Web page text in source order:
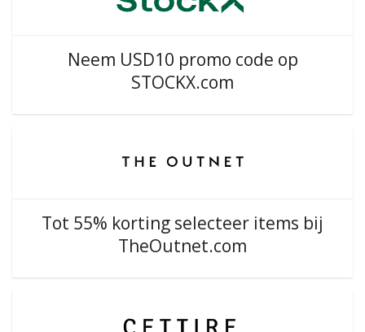
Neem USD10 promo code op
STOCKX.com
Tot 55% korting selecteer items bij
TheOutnet.com